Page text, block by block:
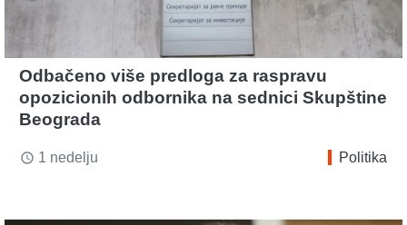
Odbačeno više predloga za raspravu
opozicionih odbornika na sednici Skupštine
Beograda
access_time 1 nedelju Politika